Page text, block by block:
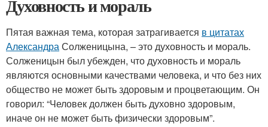
Духовность и мораль
Пятая важная тема, которая затрагивается в цитатах
АлександраСолженицына, – это духовность и мораль.
Солженицын был убежден, что духовность и мораль
являются основными качествами человека, и что без них
общество не может быть здоровым и процветающим. Он
говорил: “Человек должен быть духовно здоровым,
иначе он не может быть физически здоровым”.